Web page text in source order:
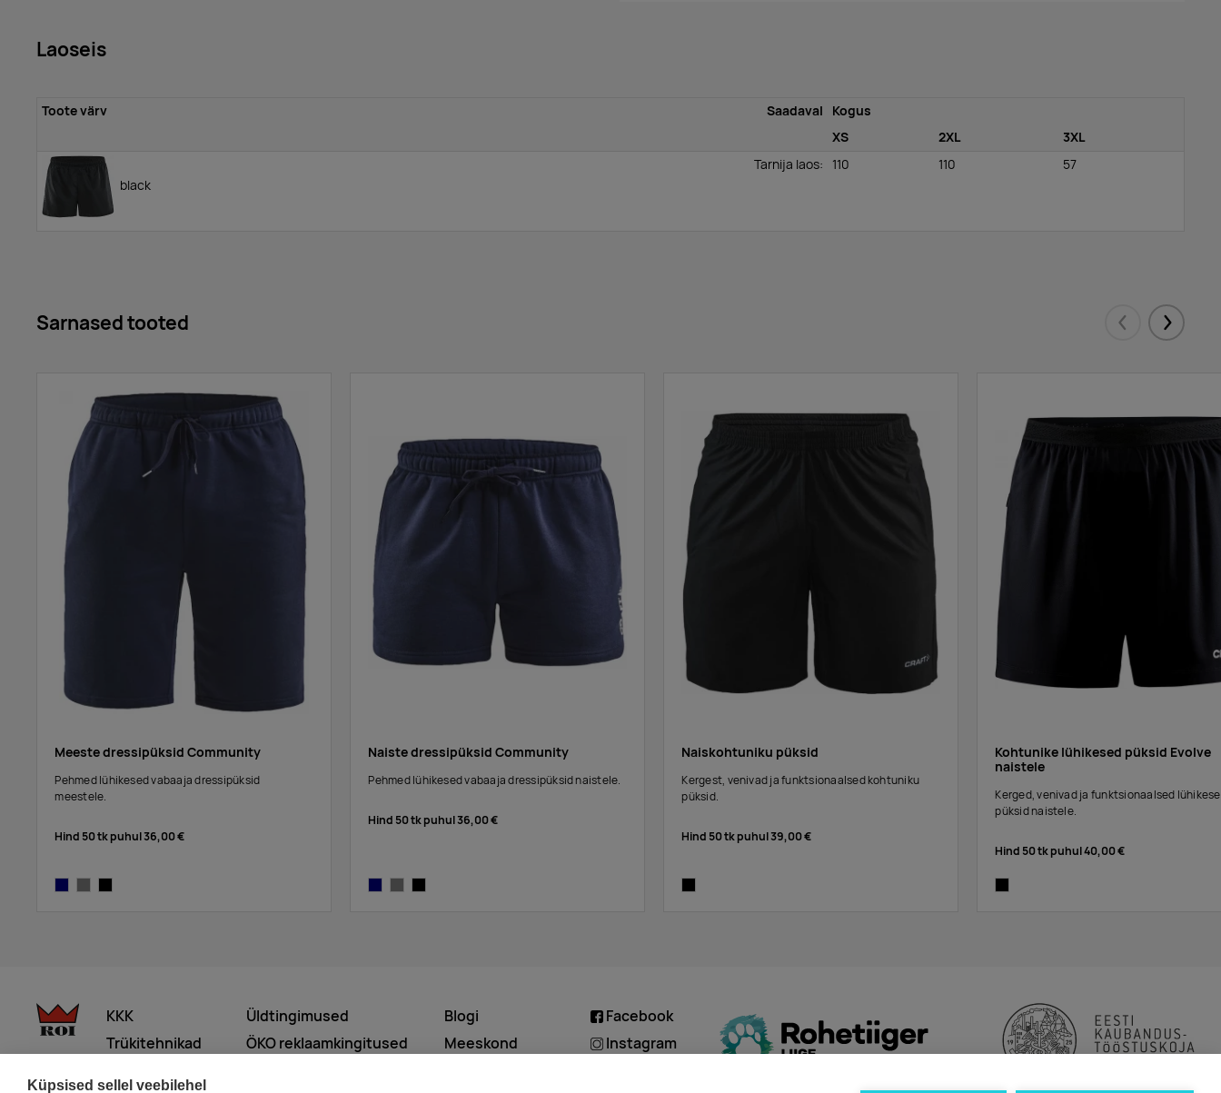
Küpsised sellel veebilehel
Laoseis
Toote värv Saadaval
Kogus
XS
2XL 3XL
black
Tarnija laos: 110 110 57
Sarnased tooted Eelmised
Meeste dressipüksid Community
Pehmed lühikesed vabaaja dressipüksid
meestele.
Hind 50 tk puhul36,00 €
Naiste dressipüksid Community
Pehmed lühikesed vabaaja dressipüksid naistele.
Hind 50 tk puhul36,00 €
Naiskohtuniku püksid
Kergest, venivad ja funktsionaalsed kohtuniku
püksid.
Hind 50 tk puhul39,00 €
Kohtunike lühikesed püksid Evolve
naistele
Kerged, venivad ja funktsionaalsed
püksid naistele.
Hind 50 tk puhul40,00 €
KKK
Trükitehnikad
Üldtingimused
ÖKO reklaamkingitused
Blogi
Meeskond
Facebook
Instagram